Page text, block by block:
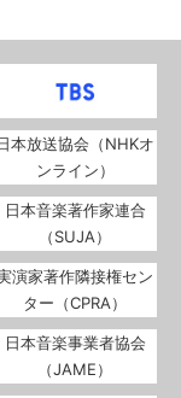
本放送協会 （NHKオ
ンライン）
日本音楽著作家連合
（SUJA）
演家著作隣接権セン
ター （CPRA）
日本音楽事業者協会
（JAME）